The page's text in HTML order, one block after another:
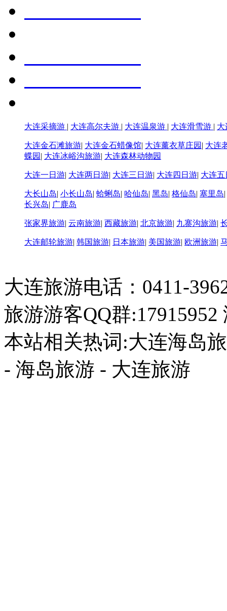
大连采摘游 | 大连高尔夫游 | 大连温泉游 | 大连滑雪游 |
大连金石滩旅游| 大连金石蜡像馆| 大连薰衣草庄园 | 大连
蝶园 | 大连冰峪沟旅游| 大连森林动物园
大连一日游| 大连两日游| 大连三日游| 大连四日游| 大连五
大长山岛| 小长山岛| 蛤蜊岛| 哈仙岛| 黑岛| 格仙岛| 塞里岛|
长兴岛| 广鹿岛
张家界旅游| 云南旅游| 西藏旅游| 北京旅游| 九寨沟旅游|
大连邮轮旅游| 韩国旅游| 日本旅游| 美国旅游| 欧洲旅游|
大连旅游电话：0411-
旅游游客QQ群
本站相关热词:大连海岛
- 海岛旅游 - 大连旅游